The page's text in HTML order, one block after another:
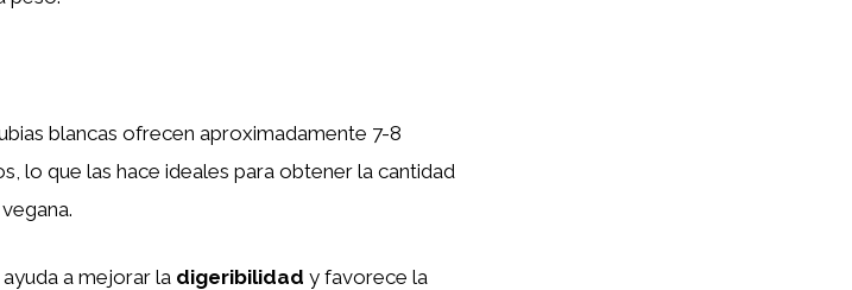
blancas ofrecen aproximadamente 7-8
lo que las hace ideales para obtener la cantidad
a mejorar la digeribilidad y favorece la